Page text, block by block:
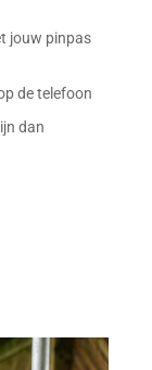
jouw pinpas
de telefoon
dan